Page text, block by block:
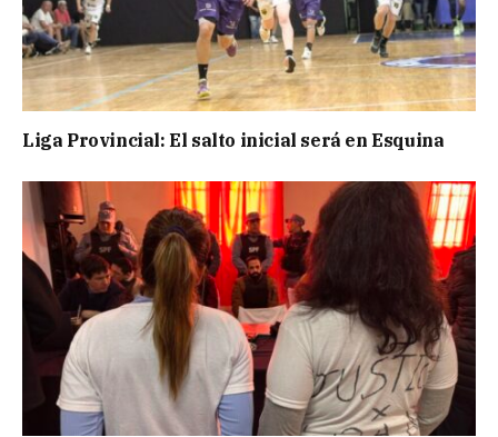
Liga Provincial: El salto inicial será en Esquina